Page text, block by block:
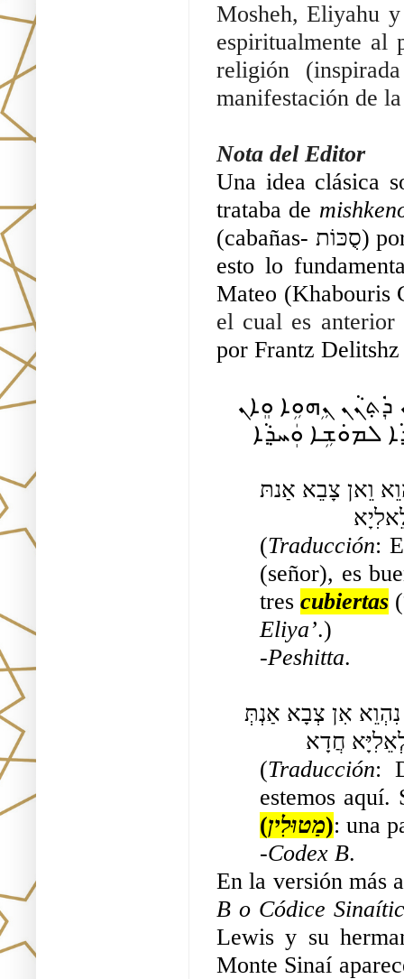
Mosheh, Eliyahu
espiritualmente al
religión
manifestación de
Nota del Editor
Una idea clásica
trataba de
(cabañas- סֻכּוֹת) porque estaban celebrando la festividad de Sukot,
esto lo
Mateo (Khabouris
el cual es
por Frantz
(Traducción:
(señor), es
tres cubiertas
Eliya’.)
-Peshitta.
חֲדָא
(Traducción:
estemos
(מַטוּלִין): una
-Codex B.
En la versión más
B o Códice
Lewis y su